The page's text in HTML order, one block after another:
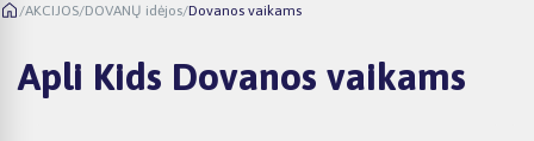
/AKCIJOS/DOVANŲ idėjos/Dovanos vaikams
Apli Kids Dovanos vaikams